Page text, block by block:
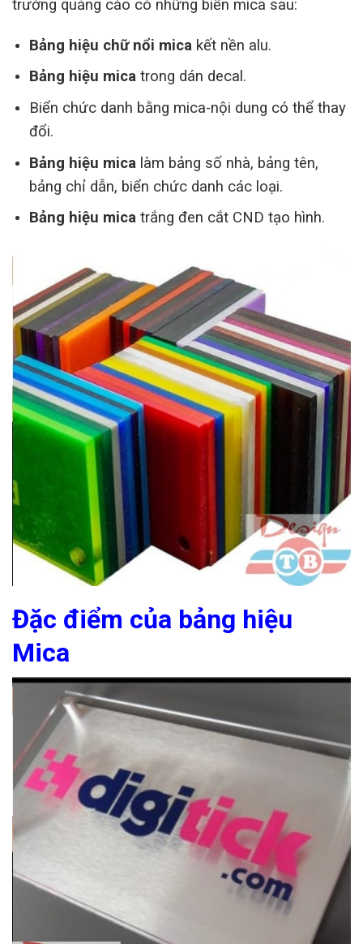
trường quảng cáo có những biển mica sau:
Bảng hiệu chữ nổi micakết nền alu.
Bảng hiệu micatrong dán decal.
Biển chức danh bằng mica-nội dung có thể thay
đổi.
Bảng hiệu micalàm bảng số nhà, bảng tên,
bảng chỉ dẫn, biển chức danh các loại.
Bảng hiệu micatrắng đen cắt CND tạo hình.
Đặc điểm của bảng hiệu
Mica